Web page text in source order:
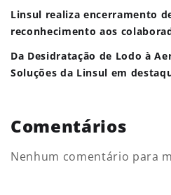
Linsul realiza encerramento
reconhecimento aos
Da Desidratação de Lodo à
Soluções da Linsul em
Comentários
Nenhum comentário para